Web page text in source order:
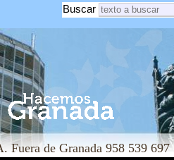
Buscar
de Granada 958 539 697